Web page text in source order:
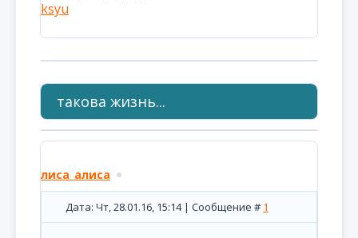
ksyu
такова жизнь...
лиса_алиса
Дата: Чт, 28.01.16, 15:14 | Сообщение # 1